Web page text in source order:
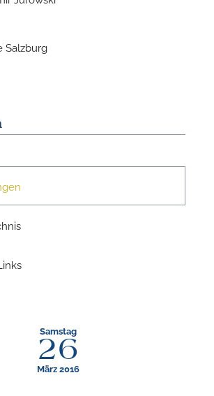
Salzburg
Samstag
26
März 2016